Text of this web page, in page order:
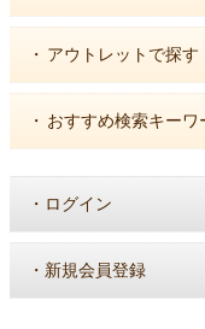
・ アウトレットで探す
・ おすすめ検索キーワ
・ ログイン
・ 新規会員登録